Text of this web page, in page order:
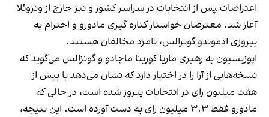
اعتراضات ‍پس از انتخابات در سراسر کشور و نیز خارج از ونزوئلا
آغاز شد. معترضان خواستار کناره گیری مادورو و احترام به
پیروزی ادموندو گونزالس، نامزد مخالفان هستند.
اپوزیسیون به رهبری ماریا کورینا ماچادو و گونزالس می‌گوید که
نسخه‌هایی از آرا را در اختیار دارد که نشان می‌دهد با بیش از
هفت میلیون رای در انتخابات پیروز شده است، در حالی که
مادورو فقط ۳.۳ میلیون رای به دست آورده است. این نتیجه،